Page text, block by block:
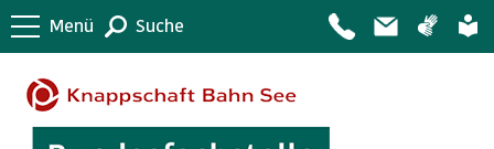
Menü Suche